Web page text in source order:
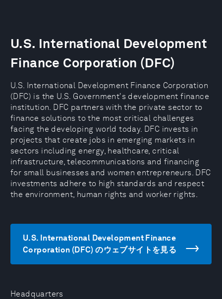
Headquarters
U.S. International Development
Finance Corporation (DFC)
U.S. International Development Finance Corporation
(DFC) is the U.S. Government's development finance
institution. DFC partners with the private sector to
finance solutions to the most critical challenges
facing the developing world today. DFC invests in
projects that create jobs in emerging markets in
sectors including energy, healthcare, critical
infrastructure, telecommunications and financing
for small businesses and women entrepreneurs. DFC
investments adhere to high standards and respect
the environment, human rights and worker rights.
U.S. International Development Finance
Corporation (DFC) のウェブサイトを見る